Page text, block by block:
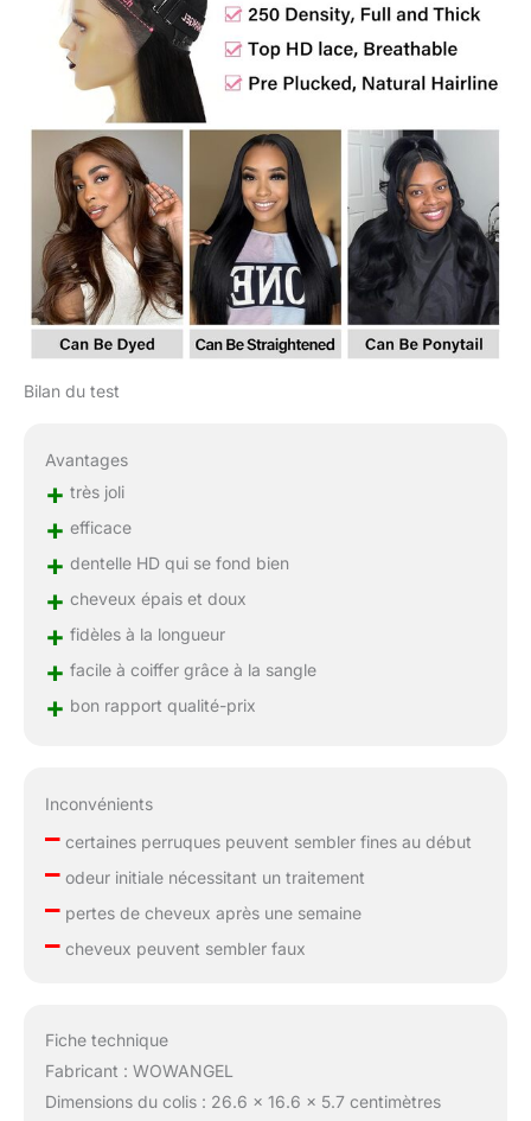
Bilan du test
Avantages
+ très joli
+ efficace
+ dentelle HD qui se fond bien
+ cheveux épais et doux
+ fidèles à la longueur
+ facile à coiffer grâce à la sangle
+ bon rapport qualité-prix
Inconvénients
–certaines perruques peuvent sembler fines au début
–odeur initiale nécessitant un traitement
–pertes de cheveux après une semaine
–cheveux peuvent sembler faux
Fiche technique
Fabricant : WOWANGEL
Dimensions du colis : 26.6 x 16.6 x 5.7 centimètres